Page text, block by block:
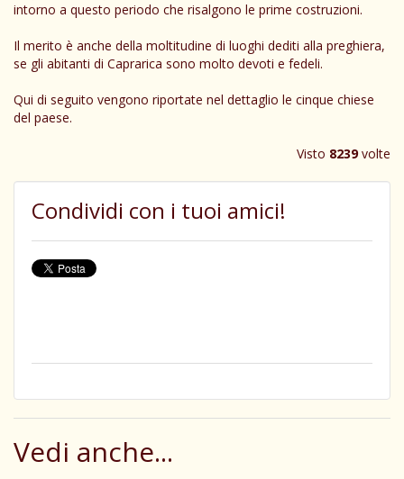
intorno a questo periodo che risalgono le prime costruzioni.
Il merito è anche della moltitudine di luoghi dediti alla preghiera,
se gli abitanti di Caprarica sono molto devoti e fedeli.
Qui di seguito vengono riportate nel dettaglio le cinque chiese
del paese.
Visto 8239volte
Condividi con i tuoi amici!
Vedi anche...